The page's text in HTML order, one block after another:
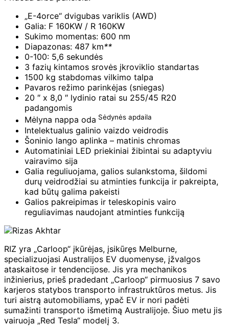
„E-4orce“ dvigubas variklis (AWD)
Galia: F 160KW / R 160KW
Sukimo momentas: 600 nm
Diapazonas: 487 km**
0-100: 5,6 sekundės
3 fazių kintamos srovės įkroviklio standartas
1500 kg stabdomas vilkimo talpa
Pavaros režimo parinkėjas (sniegas)
20 ″ x 8,0 ″ lydinio ratai su 255/45 R20
padangomis
Mėlyna nappa oda Sėdynės apdaila
Intelektualus galinio vaizdo veidrodis
Šoninio lango aplinka – matinis chromas
Automatiniai LED priekiniai žibintai su adaptyviu
vairavimo sija
Galia reguliuojama, galios sulankstoma, šildomi
durų veidrodžiai su atminties funkcija ir pakreipta,
kad būtų galima pakeisti
Galios pakreipimas ir teleskopinis vairo
reguliavimas naudojant atminties funkciją
RIZ yra „Carloop“ įkūrėjas, įsikūręs Melburne,
specializuojasi Australijos EV duomenyse, įžvalgos
ataskaitose ir tendencijose. Jis yra mechanikos
inžinierius, prieš pradedant „Carloop“ pirmuosius 7 savo
karjeros statybos transporto infrastruktūros metus. Jis
turi aistrą automobiliams, ypač EV ir nori padėti
sumažinti transporto išmetimą Australijoje. Šiuo metu jis
vairuoja „Red Tesla“ modelį 3.